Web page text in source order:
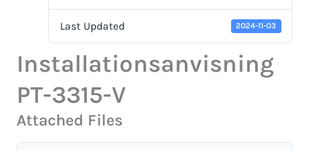
Last Updated 2024-11-03
Installationsanvisning
PT-3315-V
Attached Files